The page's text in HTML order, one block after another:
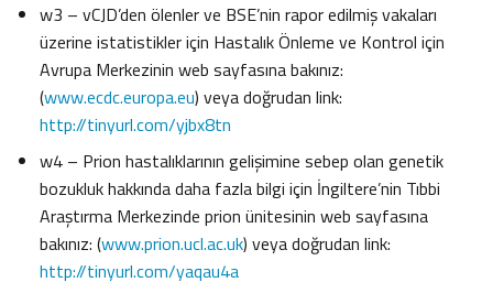
w3 – vCJD’den ölenler ve BSE’nin rapor edilmiş vakaları
üzerine istatistikler için Hastalık Önleme ve Kontrol için
Avrupa Merkezinin web sayfasına bakınız:
(www.ecdc.europa.eu) veya doğrudan link:
http://tinyurl.com/yjbx8tn
w4 – Prion hastalıklarının gelişimine sebep olan genetik
bozukluk hakkında daha fazla bilgi için İngiltere’nin Tıbbi
Araştırma Merkezinde prion ünitesinin web sayfasına
bakınız: (www.prion.ucl.ac.uk) veya doğrudan link:
http://tinyurl.com/yaqau4a